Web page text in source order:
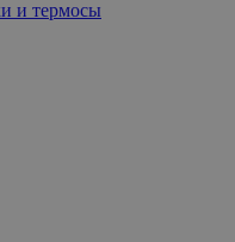
и термосы